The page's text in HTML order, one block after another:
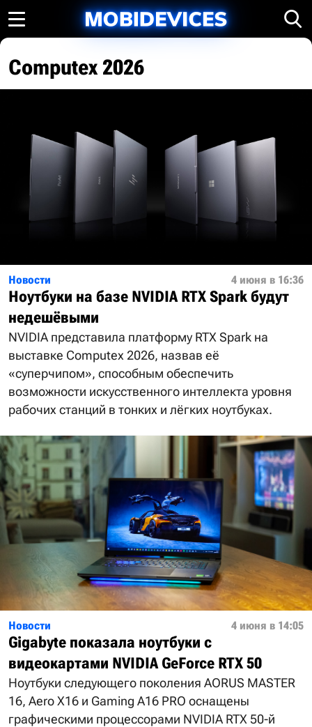
Computex 2026
Новости 4 июня в 16:36
Ноутбуки на базе NVIDIA RTX Spark будут
недешёвыми
NVIDIA представила платформу RTX Spark на
выставке Computex 2026, назвав её
«суперчипом», способным обеспечить
возможности искусственного интеллекта уровня
рабочих станций в тонких и лёгких ноутбуках.
Новости 4 июня в 14:05
Gigabyte показала ноутбуки с
видеокартами NVIDIA GeForce RTX 50
Ноутбуки следующего поколения AORUS MASTER
16, Aero X16 и Gaming A16 PRO оснащены
графическими процессорами NVIDIA RTX 50-й